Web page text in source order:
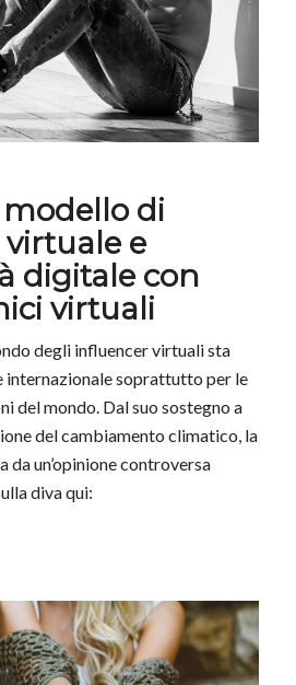
di
e
digitale con
virtuali
degli influencer virtuali sta
internazionale soprattutto per le
del mondo. Dal suo sostegno a
del cambiamento climatico, la
da un’opinione controversa
diva qui: